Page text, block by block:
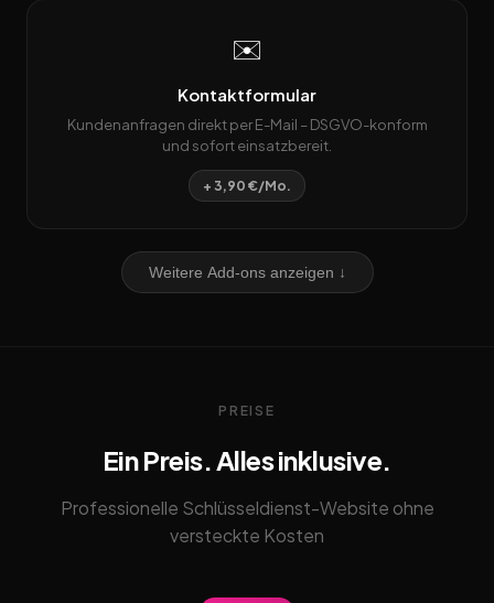
✉️
Kontaktformular
Kundenanfragen direkt per E-Mail – DSGVO-konform
und sofort einsatzbereit.
+ 3,90 €/Mo.
Weitere Add-ons anzeigen ↓
PREISE
Ein Preis. Alles inklusive.
Professionelle Schlüsseldienst-Website ohne
versteckte Kosten